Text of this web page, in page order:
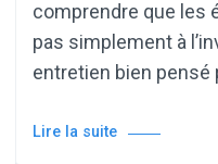
comprendre que les
pas simplement à
entretien bien pensé
Lire la suite